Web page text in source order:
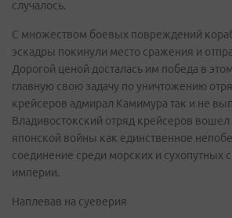
случалось.
С множеством боевых повреждений
эскадры покинули место сражения и
Дорогой ценой досталась им победа в
главную свою задачу по уничтожению
крейсеров адмирал Камимура так и не
Владивостокский отряд крейсеров
японской войны как единственное
соединение среди морских и сухопутных
империи.
Наплевав на суеверия